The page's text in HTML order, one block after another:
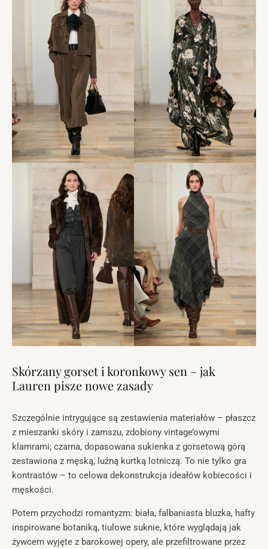
Skórzany gorset i koronkowy sen – jak
Lauren pisze nowe zasady
Szczególnie intrygujące są zestawienia materiałów – płaszcz
z mieszanki skóry i zamszu, zdobiony vintage’owymi
klamrami; czarna, dopasowana sukienka z gorsetową górą
zestawiona z męską, luźną kurtką lotniczą. To nie tylko gra
kontrastów – to celowa dekonstrukcja ideałów kobiecości i
męskości.
Potem przychodzi romantyzm: biała, falbaniasta bluzka, hafty
inspirowane botaniką, tiulowe suknie, które wyglądają jak
żywcem wyjęte z barokowej opery, ale przefiltrowane przez